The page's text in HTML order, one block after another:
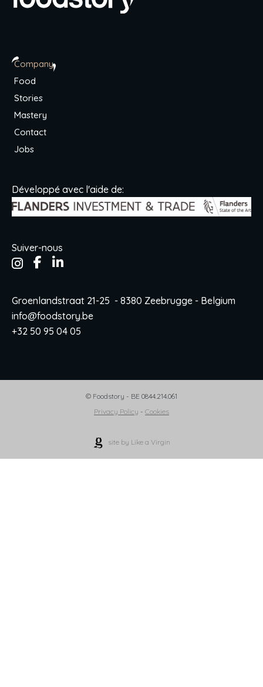
Company
Food
Stories
Mastery
Contact
Jobs
Développé avec l'aide de:
Suiver-nous
Groenlandstraat 21-25 - 8380 Zeebrugge - Belgium
info@foodstory.be
+32 50 95 04 05
© Foodstory - BE 0844.214.061
Privacy Policy - Cookies
site by Like a Virgin